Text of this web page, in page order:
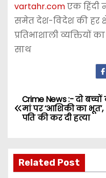
vartahr.comएक हिंदी
समेत देश-विदेश की हर
प्रतिभाशाली व्यक्तियों
साथ
P
o
t
Crime News :- दाे बच्चों
मां पर ‘आशिकी का भूत’,
पति की कर दी हत्या
Related Post